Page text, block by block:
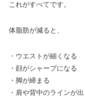
これがすべてです。
体脂肪が減ると、
・ウエストが細くなる
・顔がシャープになる
・脚が締まる
・肩や背中のラインが出